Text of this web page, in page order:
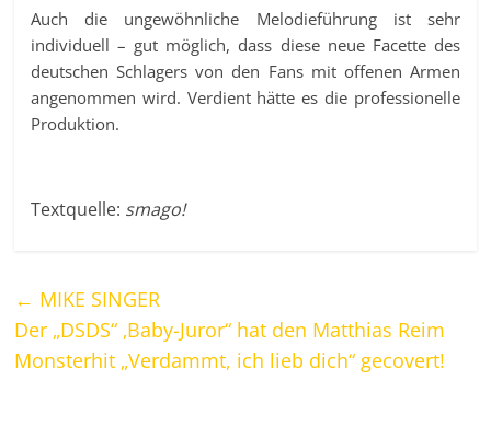
Auch die ungewöhnliche Melodieführung ist sehr
individuell – gut möglich, dass diese neue Facette des
deutschen Schlagers von den Fans mit offenen Armen
angenommen wird. Verdient hätte es die professionelle
Produktion.
Textquelle: smago!
← MIKE SINGER
Der „DSDS“ ‚Baby-Juror“ hat den Matthias Reim
Monsterhit „Verdammt, ich lieb dich“ gecovert!